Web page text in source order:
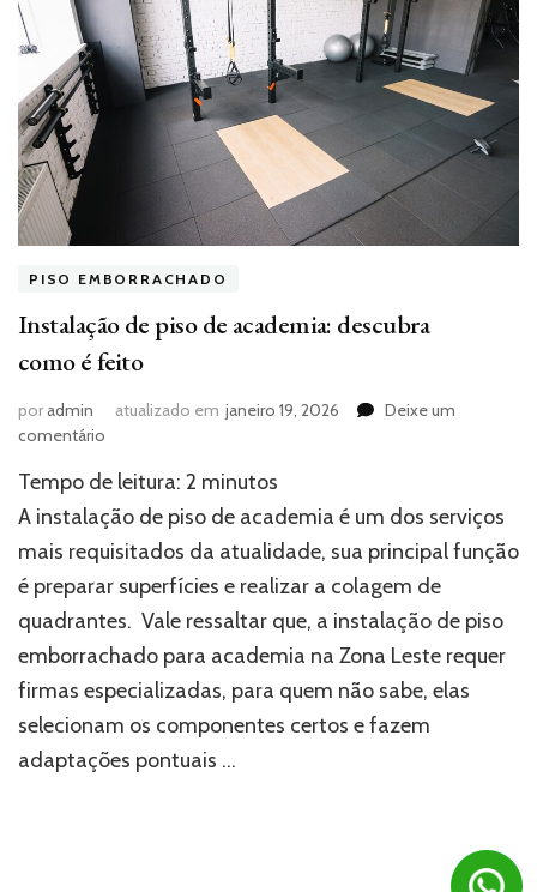
PISO EMBORRACHADO
Instalação de piso de academia: descubra
como é feito
poradmin atualizado em janeiro 19, 2026
Deixe um
comentário
de
piso
de
academia:
descubra
como
é
feito
Tempo de leitura: 2 minutos
A instalação de piso de academia é um dos serviços
mais requisitados da atualidade, sua principal função
é preparar superfícies e realizar a colagem de
quadrantes. Vale ressaltar que, a instalação de piso
emborrachado para academia na Zona Leste requer
firmas especializadas, para quem não sabe, elas
selecionam os componentes certos e fazem
adaptações pontuais …